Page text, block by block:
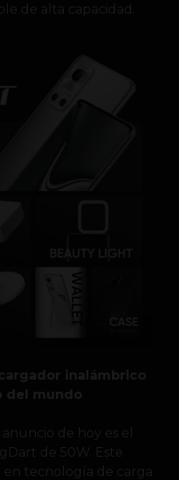
de alta capacidad.
inalámbrico
del mundo
de hoy es el
de 50W. Este
en tecnología de carga